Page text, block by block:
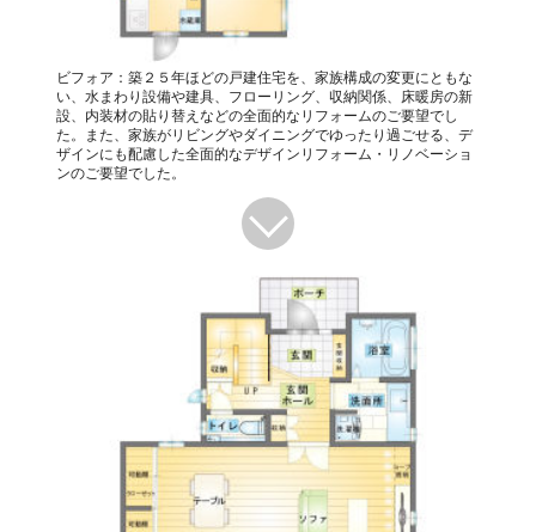
ビフォア：築２５年ほどの戸建住宅を、家族構成の変更にともな
い、水まわり設備や建具、フローリング、収納関係、床暖房の新
設、内装材の貼り替えなどの全面的なリフォームのご要望でし
た。また、家族がリビングやダイニングでゆったり過ごせる、デ
ザインにも配慮した全面的なデザインリフォーム・リノベーショ
ンのご要望でした。